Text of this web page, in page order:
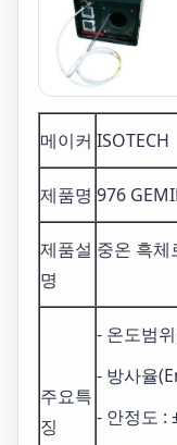
메이커 ISOTECH
제품명 976
제품설
명
중온 흑
주요특
징
- 온도범
- 방사율
- 안정도 :